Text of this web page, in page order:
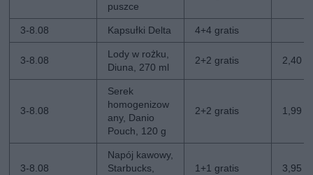
puszce
3-8.08 Kapsułki Delta 4+4 gratis
3-8.08
Lody w rożku,
Diuna, 270 ml
2+2 gratis 2,40
3-8.08
Serek
homogenizow
any, Danio
Pouch, 120 g
2+2 gratis 1,99
3-8.08
Napój kawowy,
Starbucks,
1+1 gratis 3,95